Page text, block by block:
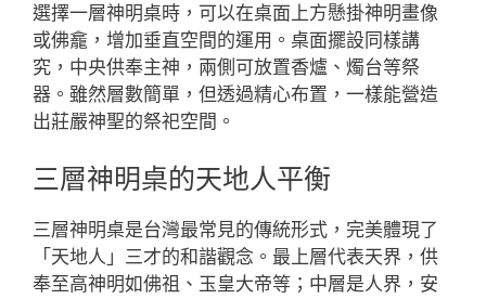
選擇一層神明桌時，可以在桌面上方懸掛神明畫像
或佛龕，增加垂直空間的運用。桌面擺設同樣講
究，中央供奉主神，兩側可放置香爐、燭台等祭
器。雖然層數簡單，但透過精心布置，一樣能營造
出莊嚴神聖的祭祀空間。
三層神明桌的天地人平衡
三層神明桌是台灣最常見的傳統形式，完美體現了
「天地人」三才的和諧觀念。最上層代表天界，供
奉至高神明如佛祖、玉皇大帝等；中層是人界，安